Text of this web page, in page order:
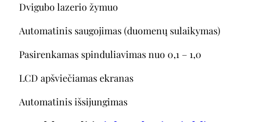
Dvigubo lazerio žymuo
Automatinis saugojimas (duomenų sulaikymas)
Pasirenkamas spinduliavimas nuo 0,1 – 1,0
LCD apšviečiamas ekranas
Automatinis išsijungimas